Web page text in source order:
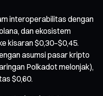
interoperabilitas dengan
dan ekosistem
kisaran $0,30–$0,45.
asumsi pasar kripto
Polkadot melonjak),
$0,60.